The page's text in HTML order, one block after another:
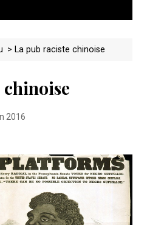
> La pub raciste chinoise
2016